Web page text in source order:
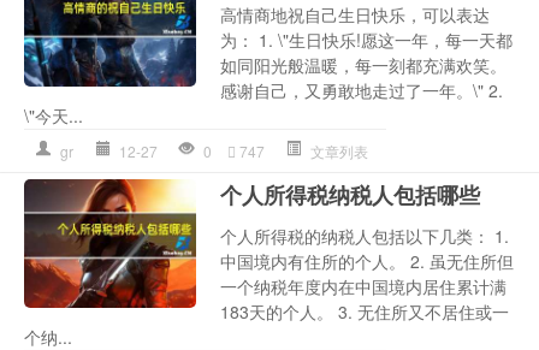
高情商地祝自己生日快乐，可以表达
为： 1. \"生日快乐!愿这一年，每一天都
如同阳光般温暖，每一刻都充满欢笑。
感谢自己，又勇敢地走过了一年。\" 2.
\"今天...
gr 12-27 0 747 文章列表
个人所得税纳税人包括哪些
个人所得税的纳税人包括以下几类： 1.
中国境内有住所的个人。 2. 虽无住所但
一个纳税年度内在中国境内居住累计满
183天的个人。 3. 无住所又不居住或一
个纳...